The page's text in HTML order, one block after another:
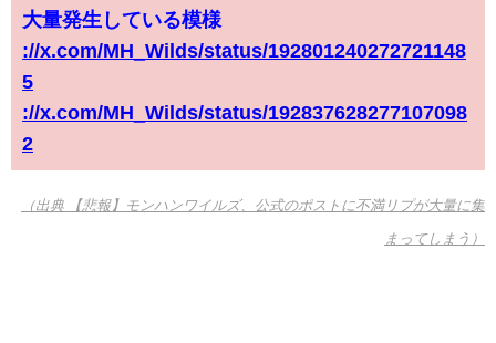
大量発生している模様
://x.com/MH_Wilds/status/192801240272721148
5
://x.com/MH_Wilds/status/192837628277107098
2
（出典 【悲報】モンハンワイルズ、公式のポストに不満リプが大量に集
まってしまう）